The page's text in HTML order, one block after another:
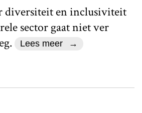
diversiteit en inclusiviteit
sector gaat niet ver
Lees meer